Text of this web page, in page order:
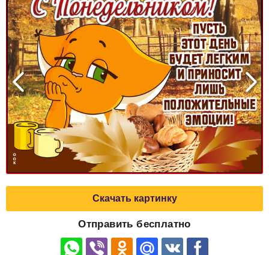
Скачать картинку
Отправить бесплатно